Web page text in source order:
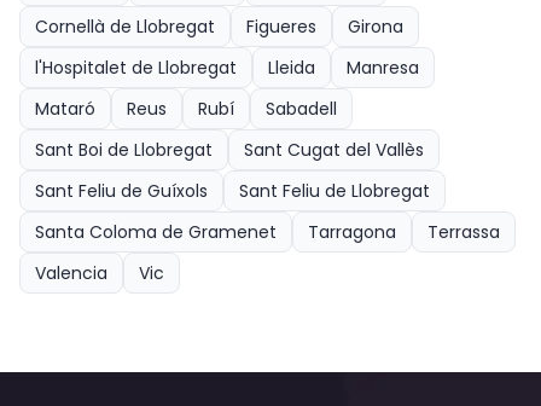
Cornellà de Llobregat
Figueres
Girona
l'Hospitalet de Llobregat
Lleida
Manresa
Mataró
Reus Rubí
Sabadell
Sant Boi de Llobregat
Sant Cugat del Vallès
Sant Feliu de Guíxols
Sant Feliu de Llobregat
Santa Coloma de Gramenet
Tarragona
Terrassa
Valencia
Vic